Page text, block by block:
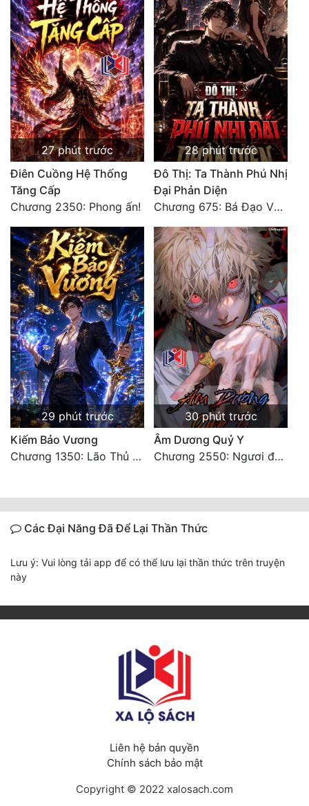
27 phút trước
Điên Cuồng Hệ Thống
Tăng Cấp
Chương 2350: Phong ấn!
28 phút trước
Đô Thị: Ta Thành Phú Nhị
Đại Phản Diện
Chương 675: Bá Đạo Vương Gia
29 phút trước
Kiếm Bảo Vương
Chương 1350: Lão Thủ (4/5)
30 phút trước
Âm Dương Quỷ Y
Chương 2550: Ngươi đoán xem
Các Đại Năng Đã Để Lại Thần Thức
Lưu ý: Vui lòng tải app để có thể lưu lại thần thức trên truyện
này
Liên hệ bản quyền
Chính sách bảo mật
Copyright © 2022 xalosach.com